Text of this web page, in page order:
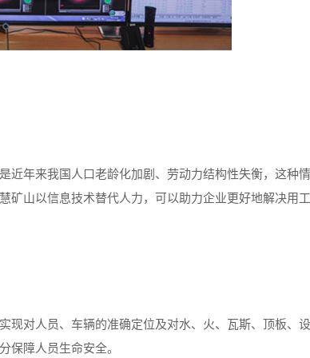
年来我国人口老龄化加剧、劳动力结构性失衡，这种
矿山以信息技术替代人力，可以助力企业更好地解决用
对人员、车辆的准确定位及对水、火、瓦斯、顶板、
保障人员生命安全。